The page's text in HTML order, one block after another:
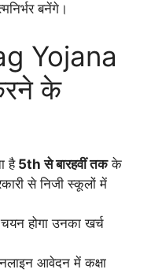
बनेंगे।
Yojana
के
है5th से बारहवीं तकके
से निजी स्कूलों में
होगा उनका खर्च
आवेदन में कक्षा